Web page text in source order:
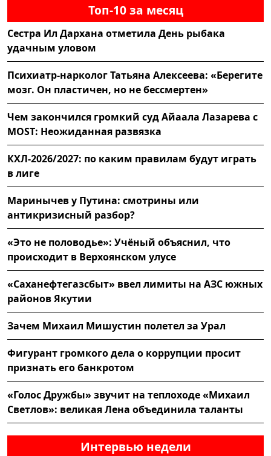
Топ-10 за месяц
Сестра Ил Дархана отметила День рыбака
удачным уловом
Психиатр-нарколог Татьяна Алексеева: «Берегите
мозг. Он пластичен, но не бессмертен»
Чем закончился громкий суд Айаала Лазарева с
MOST: Неожиданная развязка
КХЛ-2026/2027: по каким правилам будут играть
в лиге
Маринычев у Путина: смотрины или
антикризисный разбор?
«Это не половодье»: Учёный объяснил, что
происходит в Верхоянском улусе
«Саханефтегазсбыт» ввел лимиты на АЗС южных
районов Якутии
Зачем Михаил Мишустин полетел за Урал
Фигурант громкого дела о коррупции просит
признать его банкротом
«Голос Дружбы» звучит на теплоходе «Михаил
Светлов»: великая Лена объединила таланты
Интервью недели